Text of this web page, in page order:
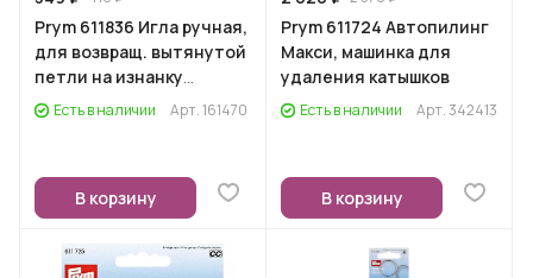
Prym 611836 Игла ручная,
для возвращ. вытянутой
петли на изнанку
изделия
Есть в наличии Арт.161470
В корзину
Prym 611724 Автопилинг
Maкси, машинка для
удаления катышков
Есть в наличии Арт.342413
В корзину